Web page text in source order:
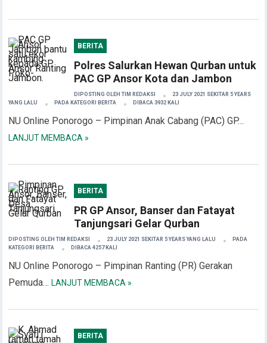
BERITA
Polres Salurkan Hewan Qurban untuk
PAC GP Ansor Kota dan Jambon
DIPOSTING OLEHTIM REDAKSI
23 JULY 2021 SEKITAR 5 YEARS
YANG LALU
PADA KATEGORI BERITA DIBACA 3932 KALI
NU Online Ponorogo – Pimpinan Anak Cabang (PAC) GP…
LANJUT MEMBACA »
BERITA
PR GP Ansor, Banser dan Fatayat
Tanjungsari Gelar Qurban
DIPOSTING OLEHTIM REDAKSI 23 JULY 2021 SEKITAR 5 YEARS YANG LALU
PADA
KATEGORI
BERITA DIBACA 4257 KALI
NU Online Ponorogo – Pimpinan Ranting (PR) Gerakan
Pemuda…LANJUT MEMBACA »
BERITA